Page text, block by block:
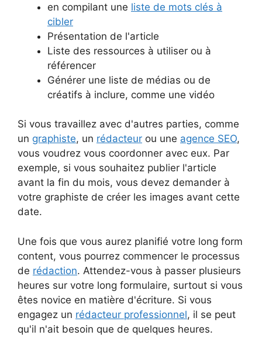
en compilant une liste de mots clés à
cibler
Présentation de l'article
Liste des ressources à utiliser ou à
référencer
Générer une liste de médias ou de
créatifs à inclure, comme une vidéo
Si vous travaillez avec d'autres parties, comme
un graphiste, un rédacteur ou une agence SEO,
vous voudrez vous coordonner avec eux. Par
exemple, si vous souhaitez publier l'article
avant la fin du mois, vous devez demander à
votre graphiste de créer les images avant cette
date.
Une fois que vous aurez planifié votre long form
content, vous pourrez commencer le processus
de rédaction. Attendez-vous à passer plusieurs
heures sur votre long formulaire, surtout si vous
êtes novice en matière d'écriture. Si vous
engagez un rédacteur professionnel, il se peut
qu'il n'ait besoin que de quelques heures.